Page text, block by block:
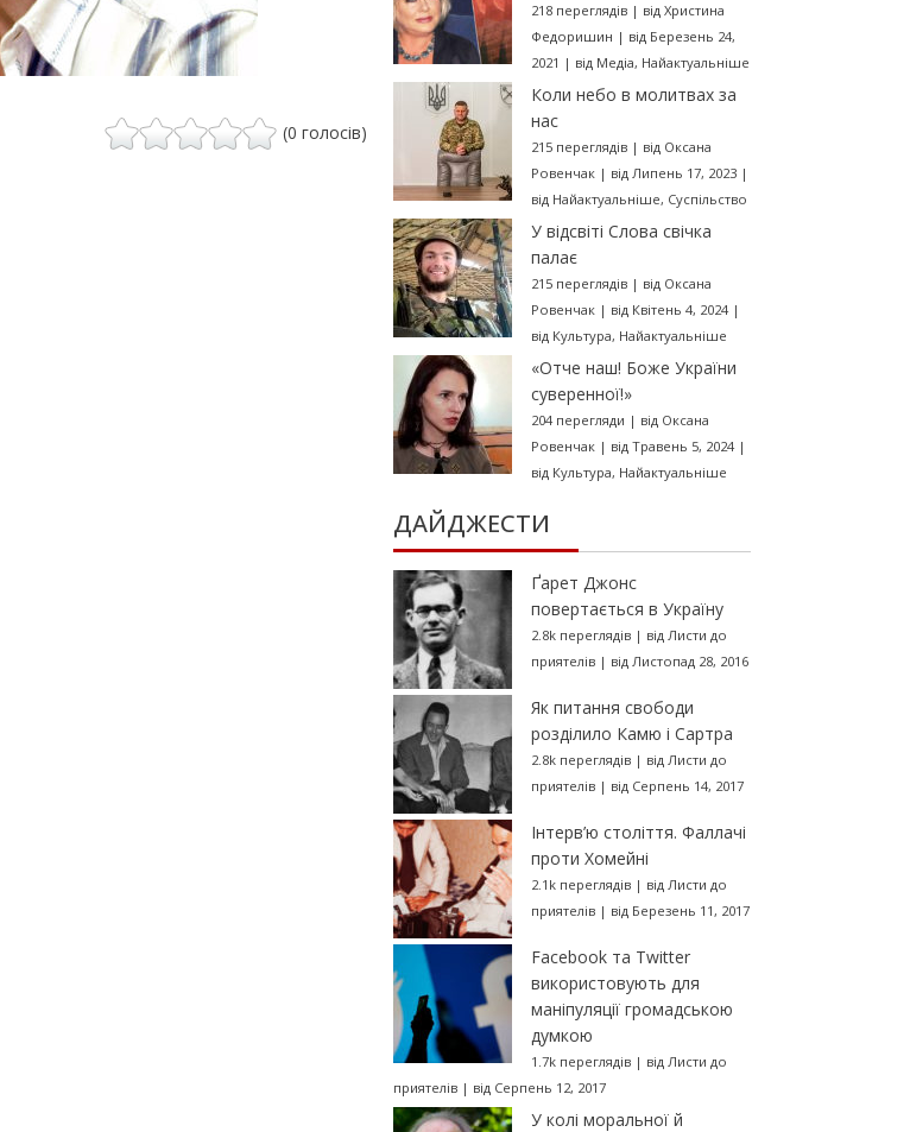
(0 голосів)
218 переглядів| від Христина
Федоришин | від Березень 24,
2021 | від Медіа, Найактуальніше
Коли небо в молитвах за
нас
215 переглядів| від Оксана
Ровенчак| від Липень 17, 2023|
від Найактуальніше, Суспільство
У відсвіті Слова свічка
палає
215 переглядів| від Оксана
Ровенчак| від Квітень 4, 2024|
від Культура, Найактуальніше
«Отче наш! Боже України
суверенної!»
204 перегляди | від Оксана
Ровенчак| від Травень 5, 2024|
від Культура, Найактуальніше
ДАЙДЖЕСТИ
Ґарет Джонс
повертається в Україну
2.8k переглядів| від Листи до
приятелів| від Листопад 28, 2016
Як питання свободи
розділило Камю і Сартра
2.8k переглядів| від Листи до
приятелів| від Серпень 14, 2017
Інтерв’ю століття. Фаллачі
проти Хомейні
2.1k переглядів| від Листи до
приятелів| від Березень 11, 2017
Facebook та Twitter
використовують для
маніпуляції громадською
думкою
1.7k переглядів| від Листи до
приятелів| від Серпень 12, 2017
У колі моральної й